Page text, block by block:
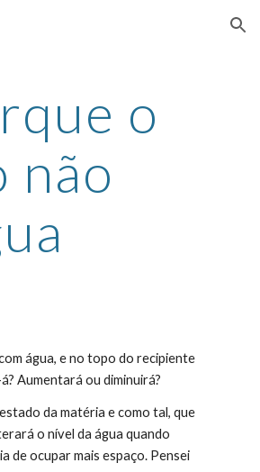
o
não
Aumentará ou diminuirá?
o nível da água quando
de ocupar mais espaço. Pensei